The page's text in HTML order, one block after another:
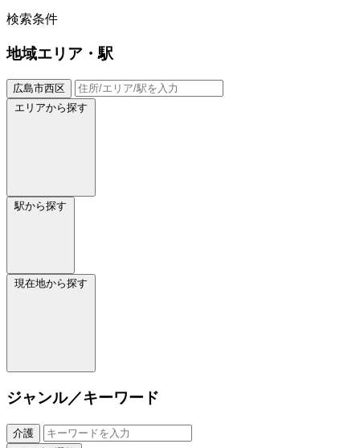
検索条件
地域エリア・駅
広島市西区
エリアから探す
駅から探す
現在地から探す
ジャンル／キーワード
介護